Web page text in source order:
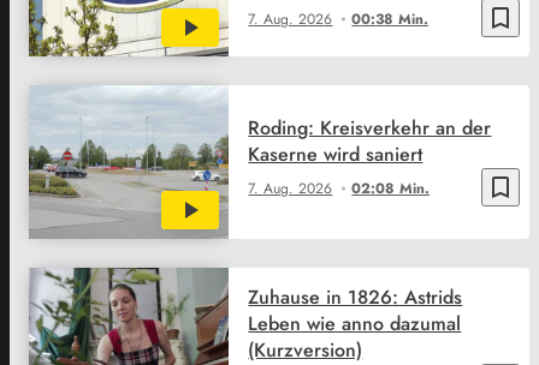
bookmark_border
7. Aug. 2026 00:38 Min.
bookmark_border
7. Aug. 2026 02:08 Min.
Roding: Kreisverkehr an der
Kaserne wird saniert
Zuhause in 1826: Astrids
Leben wie anno dazumal
(Kurzversion)